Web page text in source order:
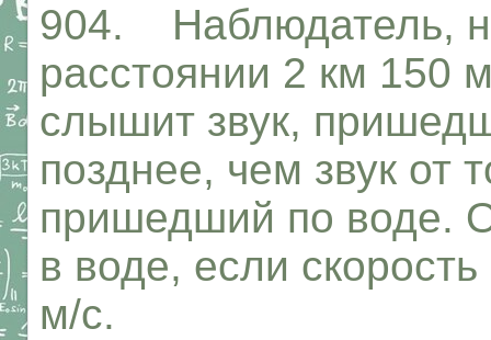
904. Наблюдатель,
расстоянии 2 км 150
слышит звук,
позднее, чем звук от
пришедший по воде.
в воде, если
м/с.